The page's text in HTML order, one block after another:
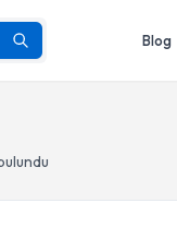
Blog